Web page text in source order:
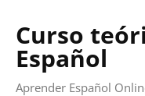
Curso
Español
Aprender Español